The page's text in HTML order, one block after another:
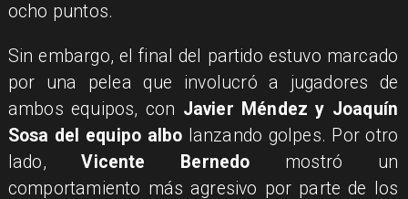
ocho puntos.
Sin embargo, el final del partido estuvo marcado
por una pelea que involucró a jugadores de
ambos equipos, con Javier Méndez y Joaquín
Sosa del equipo albo lanzando golpes. Por otro
lado,Vicente Bernedo mostró un
comportamiento más agresivo por parte de los